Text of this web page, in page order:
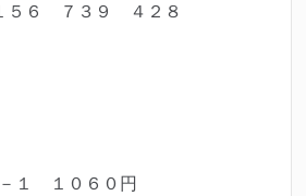
５６ ７３９ ４２８
１ １０６０円